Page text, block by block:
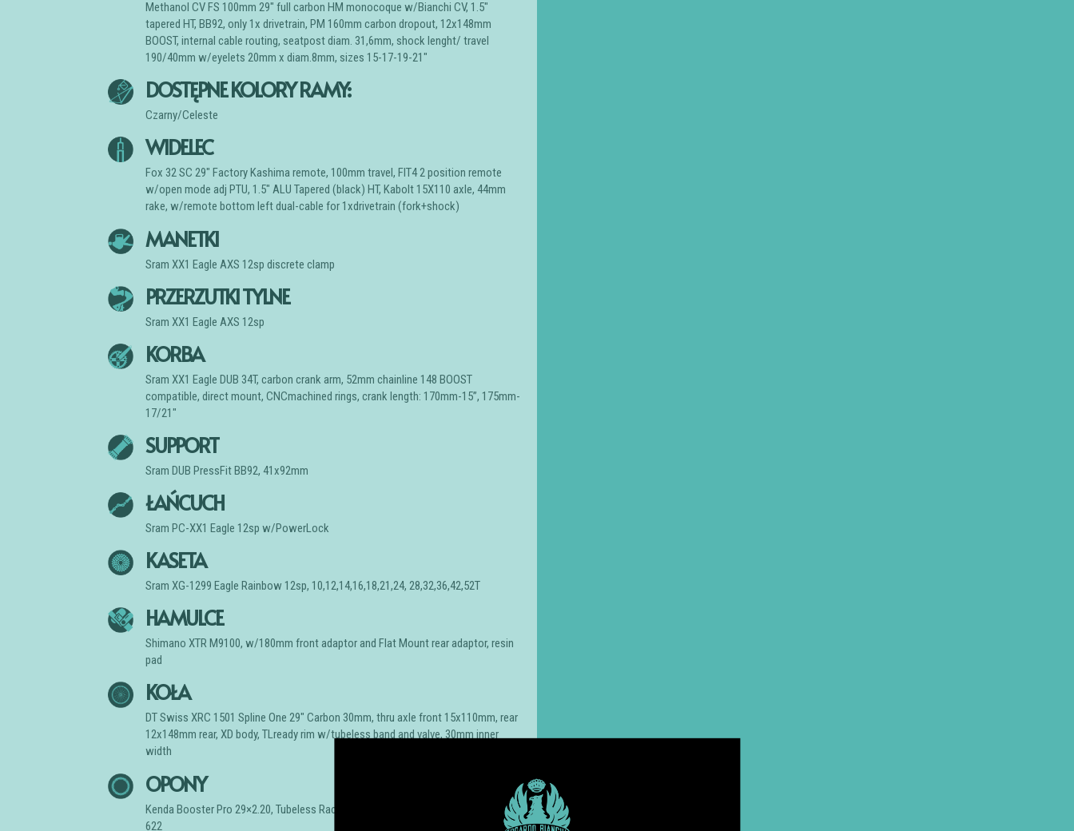
Methanol CV FS 100mm 29″ full carbon HM monocoque w/Bianchi CV, 1.5″
tapered HT, BB92, only 1x drivetrain, PM 160mm carbon dropout, 12x148mm
BOOST, internal cable routing, seatpost diam. 31,6mm, shock lenght/ travel
190/40mm w/eyelets 20mm x diam.8mm, sizes 15-17-19-21″
DOSTĘPNE KOLORY RAMY:
Czarny/Celeste
WIDELEC
Fox 32 SC 29″ Factory Kashima remote, 100mm travel, FIT4 2 position remote
w/open mode adj PTU, 1.5″ ALU Tapered (black) HT, Kabolt 15X110 axle, 44mm
rake, w/remote bottom left dual-cable for 1xdrivetrain (fork+shock)
MANETKI
Sram XX1 Eagle AXS 12sp discrete clamp
PRZERZUTKI TYLNE
Sram XX1 Eagle AXS 12sp
KORBA
Sram XX1 Eagle DUB 34T, carbon crank arm, 52mm chainline 148 BOOST
compatible, direct mount, CNCmachined rings, crank length: 170mm-15”, 175mm-
17/21″
SUPPORT
Sram DUB PressFit BB92, 41x92mm
ŁAŃCUCH
Sram PC-XX1 Eagle 12sp w/PowerLock
KASETA
Sram XG-1299 Eagle Rainbow 12sp, 10,12,14,16,18,21,24, 28,32,36,42,52T
HAMULCE
Shimano XTR M9100, w/180mm front adaptor and Flat Mount rear adaptor, resin
pad
KOŁA
DT Swiss XRC 1501 Spline One 29″ Carbon 30mm, thru axle front 15x110mm, rear
12x148mm rear, XD body, TLready rim w/tubeless band and valve, 30mm inner
width
OPONY
Kenda Booster Pro 29×2.20, Tubeless Race compound, 120Tpi, folding, ETRTO 56-
622